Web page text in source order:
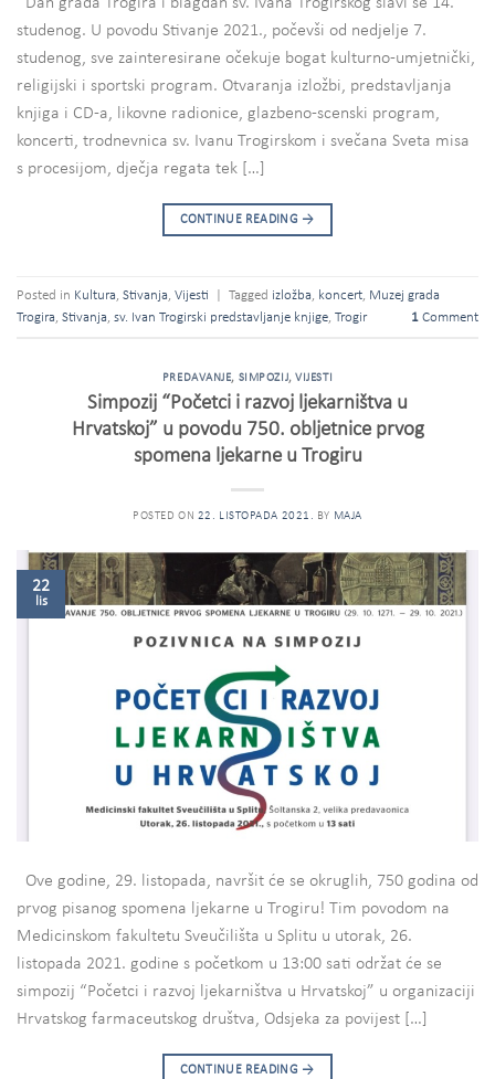
studenog. U povodu Stivanje 2021., počevši od nedjelje 7.
studenog, sve zainteresirane očekuje bogat kulturno-umjetnički,
religijski i sportski program. Otvaranja izložbi, predstavljanja
knjiga i CD-a, likovne radionice, glazbeno-scenski program,
koncerti, trodnevnica sv. Ivanu Trogirskom i svečana Sveta misa
s procesijom, dječja regata tek […]
CONTINUE READING →
Posted in Kultura Stivanja Vijesti Tagged izložba koncert Muzej grada
Trogira Stivanja sv. Ivan Trogirski predstavljanje knjige Trogir 1 Comment
PREDAVANJE, SIMPOZIJ,VIJESTI
Simpozij “Početci i razvoj ljekarništva u
Hrvatskoj” u povodu 750. obljetnice prvog
spomena ljekarne u Trogiru
POSTED ON 22. LISTOPADA 2021. BY MAJA
22
lis
Ove godine, 29. listopada, navršit će se okruglih, 750 godina od
prvog pisanog spomena ljekarne u Trogiru! Tim povodom na
Medicinskom fakultetu Sveučilišta u Splitu u utorak, 26.
listopada 2021. godine s početkom u 13:00 sati održat će se
simpozij “Početci i razvoj ljekarništva u Hrvatskoj” u organizaciji
Hrvatskog farmaceutskog društva, Odsjeka za povijest […]
CONTINUE READING →